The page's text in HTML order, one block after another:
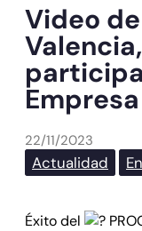
Video
22/11/2023
Actualidad
Éxito del